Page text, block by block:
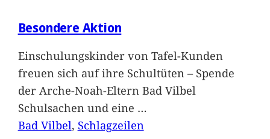
Besondere Aktion
Einschulungskinder von Tafel-Kunden
freuen sich auf ihre Schultüten – Spende
der Arche-Noah-Eltern Bad Vilbel
Schulsachen und eine …
Bad Vilbel, Schlagzeilen